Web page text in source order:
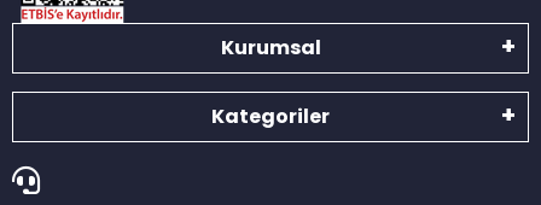
Kurumsal
Kategoriler